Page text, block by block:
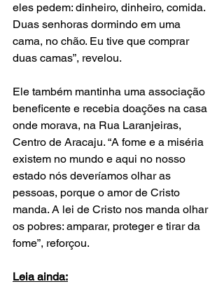
eles pedem: dinheiro, dinheiro, comida.
Duas senhoras dormindo em uma
cama, no chão. Eu tive que comprar
duas camas”, revelou.
Ele também mantinha uma associação
beneficente e recebia doações na casa
onde morava, na Rua Laranjeiras,
Centro de Aracaju. “A fome e a miséria
existem no mundo e aqui no nosso
estado nós deveríamos olhar as
pessoas, porque o amor de Cristo
manda. A lei de Cristo nos manda olhar
os pobres: amparar, proteger e tirar da
fome”, reforçou.
Leia ainda: